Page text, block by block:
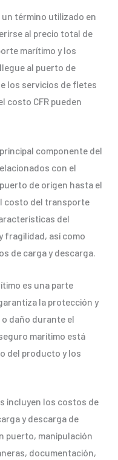
un término utilizado en
al precio total de
marítimo y los
al puerto de
los servicios de fletes
costo CFR pueden
componente del
con el
de origen hasta el
costo del transporte
del
fragilidad, así como
de carga y descarga.
es una parte
la protección y
daño durante el
marítimo está
del producto y los
incluyen los costos de
y descarga de
puerto, manipulación
documentación,